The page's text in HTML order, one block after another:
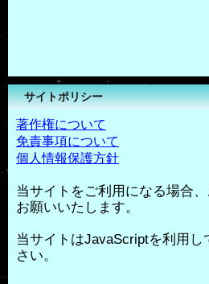
サイトポリシー
著作権について
免責事項について
個人情報保護方針
当サイトをご利用になる場合
お願いいたします。
当サイトはJavaScriptを利用
さい。